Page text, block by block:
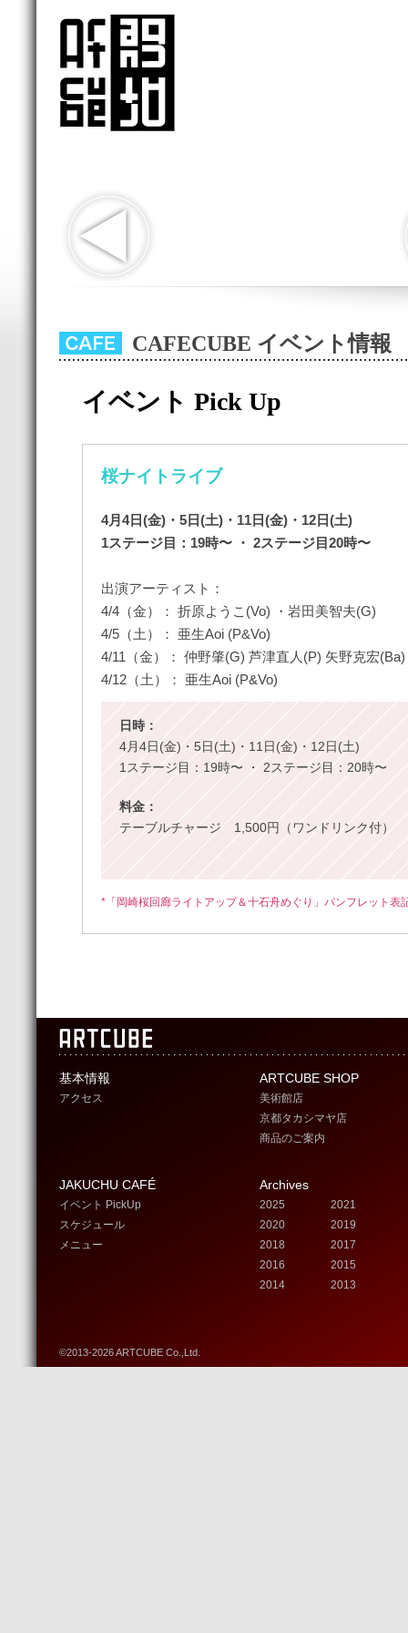
CAFECUBE イベント情報
イベント Pick Up
桜ナイトライブ
4月4日(金)・5日(土)・11日(金)・12日(土)
1ステージ目：19時〜 ・ 2ステージ目20時〜
出演アーティスト：
4/4（金）： 折原ようこ(Vo) ・岩田美智夫(G)
4/5（土）： 亜生Aoi (P&Vo)
4/11（金）： 仲野肇(G) 芦津直人(P) 矢野克宏(Ba)
4/12（土）： 亜生Aoi (P&Vo)
日時：
4月4日(金)・5日(土)・11日(金)・12日(土)
1ステージ目：19時〜 ・ 2ステージ目：20時〜
料金：
テーブルチャージ 1,500円（ワンドリンク付）
*「岡崎桜回廊ライトアップ＆十石舟めぐり」パンフレット表
基本情報
アクセス
ARTCUBE SHOP
美術館店
京都タカシマヤ店
商品のご案内
JAKUCHU CAFÉ
イベント PickUp
スケジュール
メニュー
Archives
2025
2021
2020
2019
2018
2017
2016
2015
2014
2013
©2013-2026 ARTCUBE Co.,Ltd.